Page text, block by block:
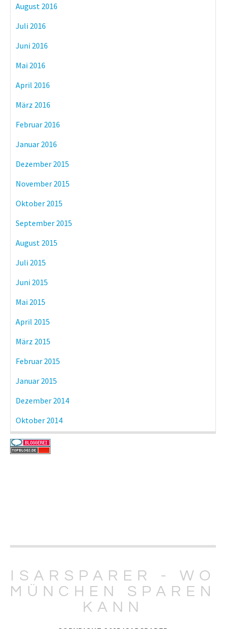
August 2016
Juli 2016
Juni 2016
Mai 2016
April 2016
März 2016
Februar 2016
Januar 2016
Dezember 2015
November 2015
Oktober 2015
September 2015
August 2015
Juli 2015
Juni 2015
Mai 2015
April 2015
März 2015
Februar 2015
Januar 2015
Dezember 2014
Oktober 2014
ISARSPARER - WO
MÜNCHEN SPAREN
KANN